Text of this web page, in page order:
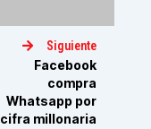
Siguiente
Facebook
compra
Whatsapp por
cifra millonaria